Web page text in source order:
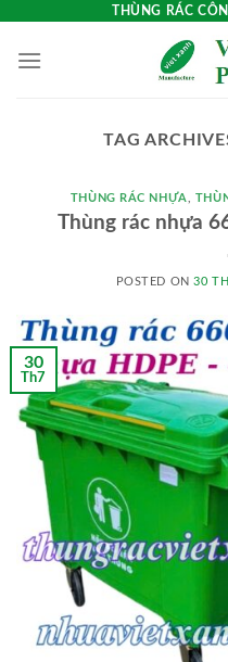
content
THÙNG RÁC
TAG
THÙNG RÁC NHỰA
Thùng rác nhựa
POSTED ON30
30
Th7